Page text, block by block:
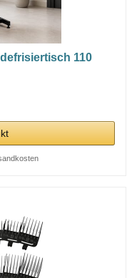
110